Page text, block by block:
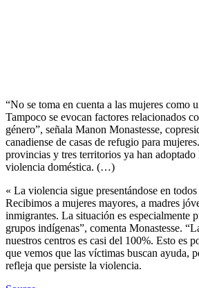
“No se toma en cuenta a las mujeres como
Tampoco se evocan factores relacionados
género”, señala Manon Monastesse,
canadiense de casas de refugio para
provincias y tres territorios ya han adoptado
violencia doméstica. (…)
« La violencia sigue presentándose en todos
Recibimos a mujeres mayores, a madres
inmigrantes. La situación es especialmente
grupos indígenas”, comenta Monastesse.
nuestros centros es casi del 100%. Esto es
que vemos que las víctimas buscan ayuda,
refleja que persiste la violencia.